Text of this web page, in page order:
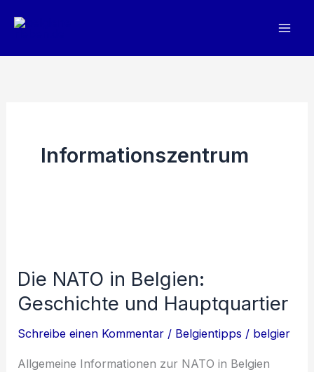
Inhalt
Informationszentrum
Die NATO in Belgien:
Geschichte und Hauptquartier
Schreibe einen Kommentar / Belgientipps / belgier
Allgemeine Informationen z‬ur NATO i‬n Belgien